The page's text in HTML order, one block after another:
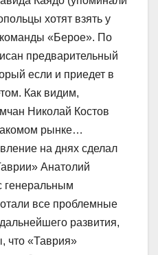
хотят взять у
«Берое». По
предварительный
если и приедет в
Как видим,
Николай Костов
рынке…
на днях сделал
Анатолий
генеральным
все проблемные
развития,
что «Таврия»